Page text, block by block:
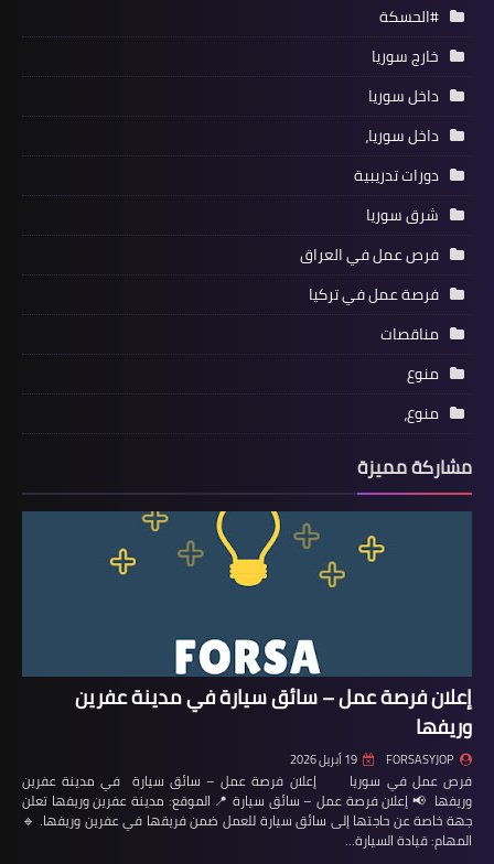
#الحسكة
خارج سوريا
داخل سوريا
داخل سوريا،
دورات تدريبية
شرق سوريا
فرص عمل في العراق
فرصة عمل في تركيا
مناقصات
منوع
منوع،
مشاركة مميزة
إعلان فرصة عمل – سائق سيارة في مدينة عفرين
وريفها
FORSASYJOP 19 أبريل 2026
فرص عمل في سوريا إعلان فرصة عمل – سائق سيارة في مدينة عفرين
وريفها 📢 إعلان فرصة عمل – سائق سيارة 📍 الموقع: مدينة عفرين وريفها تعلن
جهة خاصة عن حاجتها إلى سائق سيارة للعمل ضمن فريقها في عفرين وريفها. 🔹
المهام: قيادة السيارة…